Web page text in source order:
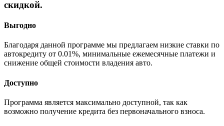
скидкой.
Выгодно
Благодаря данной программе мы предлагаем низкие ставки по
автокредиту от 0.01%, минимальные ежемесячные платежи и
снижение общей стоимости владения авто.
Доступно
Программа является максимально доступной, так как
возможно получение кредита без первоначального взноса.